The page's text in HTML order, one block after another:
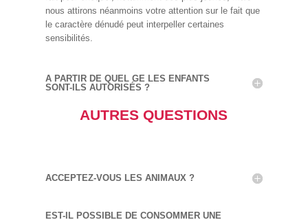
nous attirons néanmoins votre attention sur le fait que
le caractère dénudé peut interpeller certaines
sensibilités.
A PARTIR DE QUEL GE LES ENFANTS
SONT-ILS AUTORISÉS ?
AUTRES QUESTIONS
ACCEPTEZ-VOUS LES ANIMAUX ?
EST-IL POSSIBLE DE CONSOMMER UNE